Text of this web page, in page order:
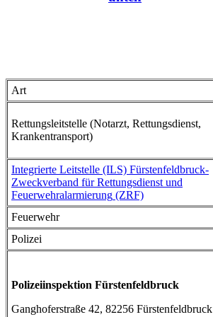
Art
Rettungsleitstelle (Notarzt, Rettungsdienst,
Krankentransport)
Integrierte Leitstelle (ILS) Fürstenfeldbruck-
Zweckverband für Rettungsdienst und
Feuerwehralarmierung (ZRF)
Feuerwehr
Polizei
Polizeiinspektion Fürstenfeldbruck
Ganghoferstraße 42, 82256 Fürstenfeldbruck